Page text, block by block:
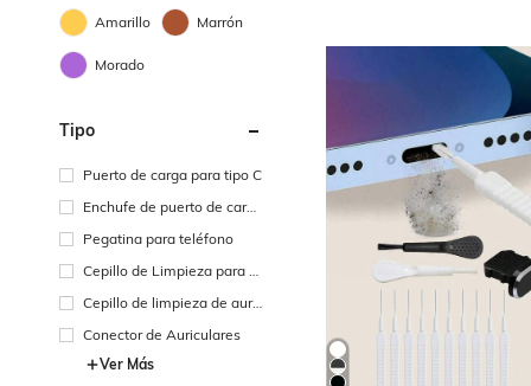
Amarillo Marrón
Morado
Tipo
Puerto de carga para tipo C
Enchufe de puerto de carga
Pegatina para teléfono
Cepillo de Limpieza para T
Cepillo de limpieza de auric
Conector de Auriculares
Ver Más